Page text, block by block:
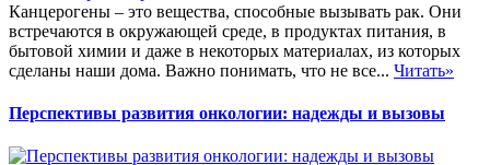
Канцерогены – это вещества, способные вызывать рак. Они
встречаются в окружающей среде, в продуктах питания, в
бытовой химии и даже в некоторых материалах, из которых
сделаны наши дома. Важно понимать, что не все... Читать»
Перспективы развития онкологии: надежды и вызовы